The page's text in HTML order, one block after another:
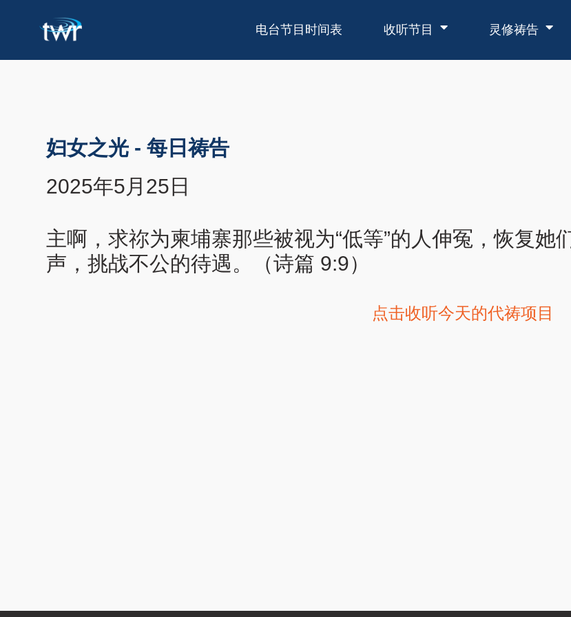
电台节目时间表 收听节目 灵修祷告
妇女之光 - 每日祷告
2025年5月25日
主啊，求祢为柬埔寨那些被视为“低等”的人伸冤，恢复她
声，挑战不公的待遇。（诗篇 9:9）
点击收听今天的代祷项目